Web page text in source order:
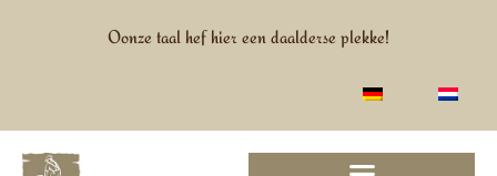
Oonze taal hef hier een daalderse plekke!